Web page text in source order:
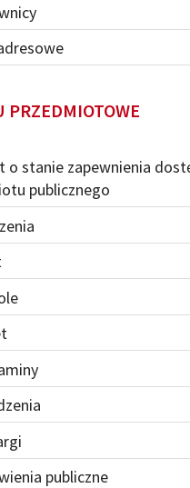
PRZEDMIOTOWE
o stanie zapewnienia
publicznego
publiczne